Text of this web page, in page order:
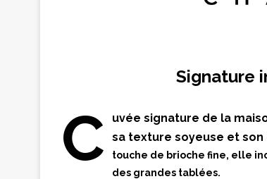
Signature
C uvée signature de la
sa texture soyeuse et
touche de brioche fine, elle
des grandes tablées.